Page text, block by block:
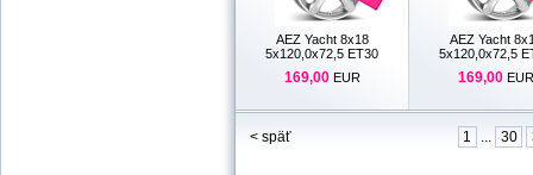
AEZ Yacht 8x18
5x120,0x72,5 ET30
169,00 EUR
AEZ Yacht
5x120,0x72,5
169,00 EUR
< späť 1 ... 30